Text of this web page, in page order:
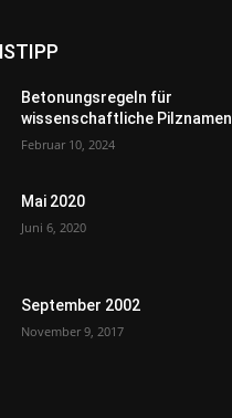
Betonungsregeln für
wissenschaftliche Pilznamen
Februar 10, 2024
Mai 2020
Juni 6, 2020
September 2002
November 9, 2017